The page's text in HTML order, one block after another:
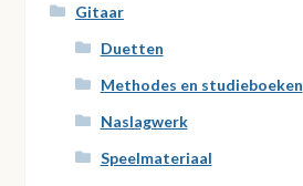
Gitaar
Duetten
Methodes en studieboeken
Naslagwerk
Speelmateriaal